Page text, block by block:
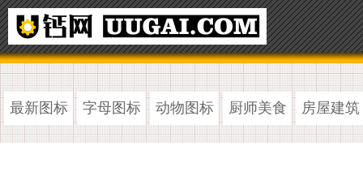
最新图标 字母图标 动物图标 厨师美食 房屋建筑